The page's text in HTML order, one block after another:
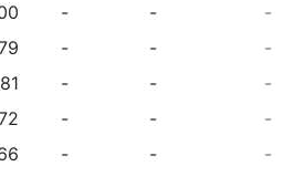
- -
-
- -
-
- -
-
- -
-
- -
-